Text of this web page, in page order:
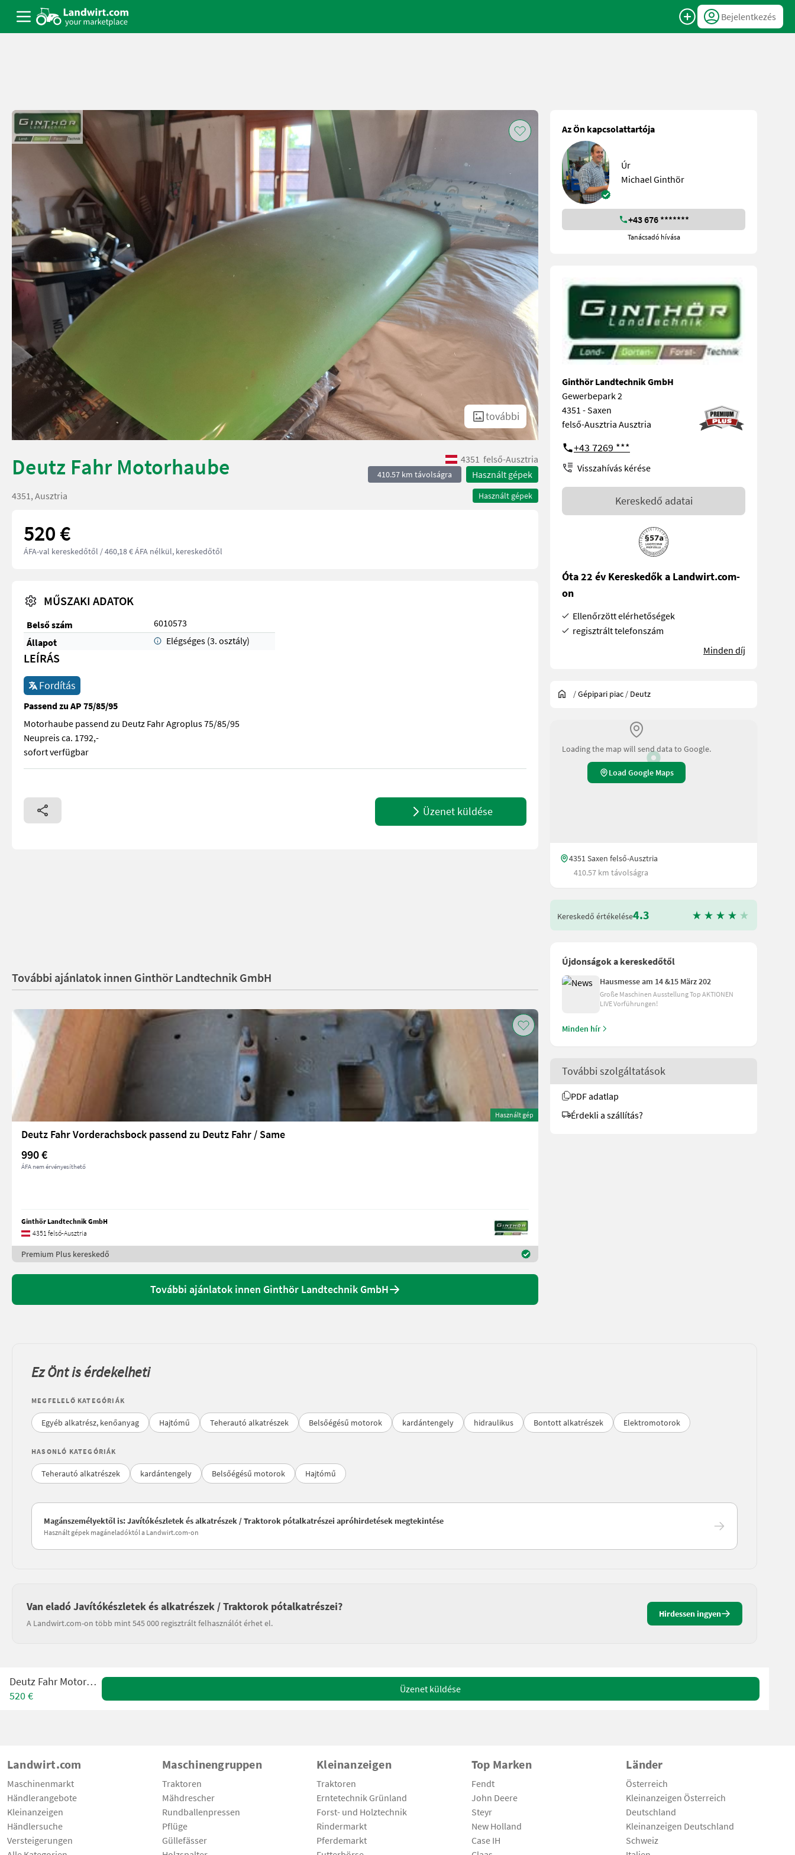
Bejelentkezés
további
Deutz Fahr Motorhaube 4351 felső-Ausztria
410.57 km távolságra Használt gépek
Használt gépek
4351, Ausztria
520 €
ÁFA-val kereskedőtől / 460,18 € ÁFA nélkül, kereskedőtől
MŰSZAKI ADATOK
Belső szám
6010573
Állapot
Elégséges (3. osztály)
LEÍRÁS
Fordítás
Passend zu AP 75/85/95
Motorhaube passend zu Deutz Fahr Agroplus 75/85/95
Neupreis ca. 1792,-
sofort verfügbar
Motorhaube passend zu Deutz Fahr Agroplus 75/85/95 Neupreis ca. 1792,- sofort verfügbar
Üzenet küldése
Az Ön kapcsolattartója
Úr
Michael Ginthör
+43 676 *******
Tanácsadó hívása
Ginthör Landtechnik GmbH
Gewerbepark 2
4351 - Saxen
felső-Ausztria Ausztria
+43 7269 ***
Visszahívás kérése
Kereskedő adatai
Óta 22 év Kereskedők a Landwirt.com-
on
Ellenőrzött elérhetőségek
regisztrált telefonszám
Minden díj
/Gépipari piac / Deutz
Loading the map will send data to Google.
Load Google Maps
4351 Saxen felső-Ausztria
410.57 km távolságra
Kereskedő értékelése4.3
Újdonságok a kereskedőtől
Hausmesse am 14 &15 März 202
Große Maschinen Ausstellung Top AKTIONEN
LIVE Vorführungen!
Minden hír
További szolgáltatások
PDF adatlap
Érdekli a szállítás?
További ajánlatok innen Ginthör Landtechnik GmbH
Használt gép
Deutz Fahr Vorderachsbock passend zu Deutz Fahr / Same
990 €
ÁFA nem érvényesíthető
Ginthör Landtechnik GmbH
4351 felső-Ausztria
Premium Plus kereskedő
További ajánlatok innen Ginthör Landtechnik GmbH
Ez Önt is érdekelheti
MEGFELELŐ KATEGÓRIÁK
Egyéb alkatrész, kenőanyag Hajtómű Teherautó alkatrészek Belsőégésű motorok kardántengely hidraulikus Bontott alkatrészek Elektromotorok
HASONLÓ KATEGÓRIÁK
Teherautó alkatrészek kardántengely Belsőégésű motorok Hajtómű
Magánszemélyektől is: Javítókészletek és alkatrészek / Traktorok pótalkatrészei apróhirdetések megtekintése
Használt gépek magáneladóktól a Landwirt.com-on
Van eladó Javítókészletek és alkatrészek / Traktorok pótalkatrészei?
A Landwirt.com-on több mint 545 000 regisztrált felhasználót érhet el.
Hirdessen ingyen
Deutz Fahr Motorhaube
520 €
Üzenet küldése
Landwirt.com
Maschinenmarkt
Händlerangebote
Kleinanzeigen
Händlersuche
Versteigerungen
Maschinengruppen
Traktoren
Mähdrescher
Rundballenpressen
Pflüge
Güllefässer
Kleinanzeigen
Traktoren
Erntetechnik Grünland
Forst- und Holztechnik
Rindermarkt
Pferdemarkt
Top Marken
Fendt
John Deere
Steyr
New Holland
Case IH
Länder
Österreich
Kleinanzeigen Österreich
Deutschland
Kleinanzeigen Deutschland
Schweiz